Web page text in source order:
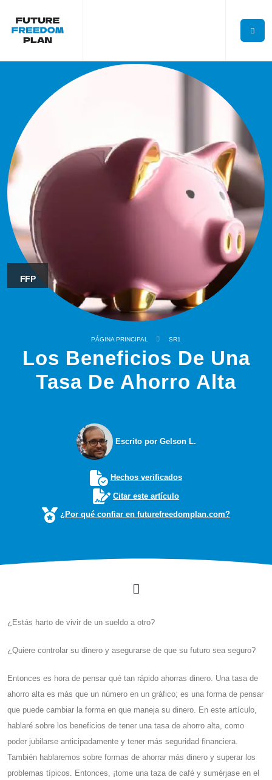
FFP
PÁGINA PRINCIPAL SR1
Los Beneficios De Una
Tasa De Ahorro Alta
Escrito por Gelson L.
Hechos verificados
Citar este artículo
¿Por qué confiar en futurefreedomplan.com?
¿Estás harto de vivir de un sueldo a otro?
¿Quiere controlar su dinero y asegurarse de que su futuro sea seguro?
Entonces es hora de pensar qué tan rápido ahorras dinero. Una tasa de
ahorro alta es más que un número en un gráfico; es una forma de pensar
que puede cambiar la forma en que maneja su dinero. En este artículo,
hablaré sobre los beneficios de tener una tasa de ahorro alta, como
poder jubilarse anticipadamente y tener más seguridad financiera.
También hablaremos sobre formas de ahorrar más dinero y superar los
problemas típicos. Entonces, ¡tome una taza de café y sumérjase en el